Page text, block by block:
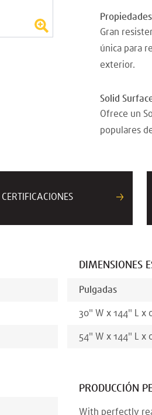
Gran
única para
exterior.
Solid
Ofrece un
populares
CERTIFICACIONES
DIMENSIONES
Pulgadas
30" W x 144" L x
54" W x 144" L x
PRODUCCIÓN
With perfectly